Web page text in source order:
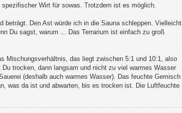
Wirt für sowas. Trotzdem ist es möglich.
beträgt. Den Ast würde ich in die Sauna schleppen. Vielleicht
Du sagst, warum ... Das Terrarium ist einfach zu groß
Mischungsverhältnis, das liegt zwischen 5:1 und 10:1, also
trocken, dann langsam und nicht zu viel warmes Wasser
(deshalb auch warmes Wasser). Das feuchte Gemisch
was da ist und abwarten, bis es trocken ist. Die Luftfeuchte